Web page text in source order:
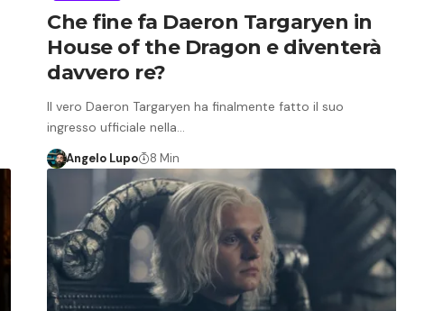
Che fine fa Daeron Targaryen in
House of the Dragon e diventerà
davvero re?
Il vero Daeron Targaryen ha finalmente fatto il suo
ingresso ufficiale nella…
Angelo Lupo 8 Min